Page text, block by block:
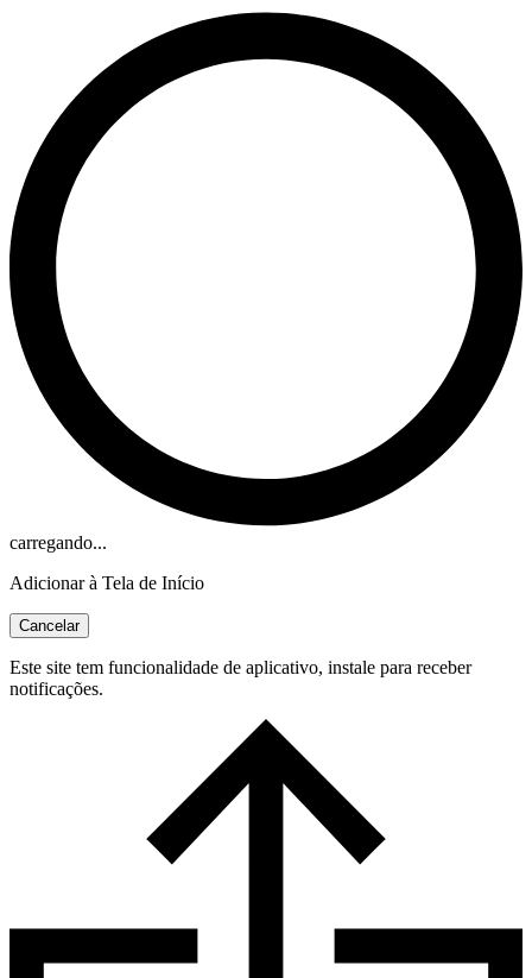
carregando...
Adicionar à Tela de Início
Cancelar
Este site tem funcionalidade de aplicativo, instale para receber
notificações.